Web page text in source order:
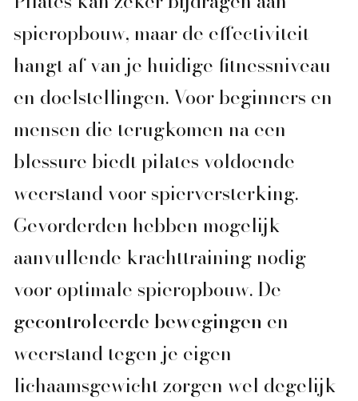
spieropbouw, maar de effectiviteit
hangt af van je huidige fitnessniveau
en doelstellingen. Voor beginners en
mensen die terugkomen na een
blessure biedt pilates voldoende
weerstand voor spierversterking.
Gevorderden hebben mogelijk
aanvullende krachttraining nodig
voor optimale spieropbouw. De
gecontroleerde bewegingen en
weerstand tegen je eigen
lichaamsgewicht zorgen wel degelijk